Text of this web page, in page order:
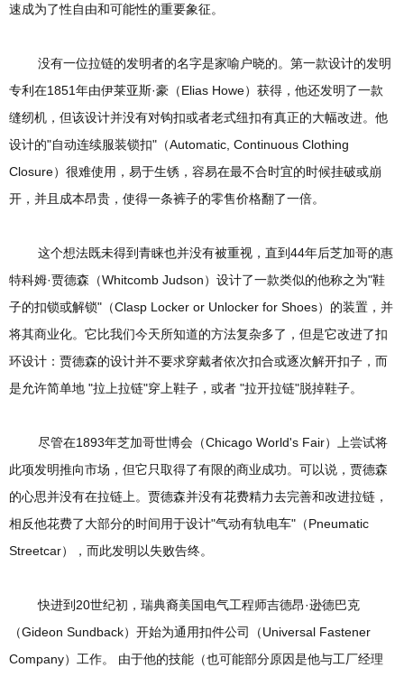
速成为了性自由和可能性的重要象征。
没有一位拉链的发明者的名字是家喻户晓的。第一款设计的发明
专利在1851年由伊莱亚斯·豪（Elias Howe）获得，他还发明了一款
缝纫机，但该设计并没有对钩扣或者老式纽扣有真正的大幅改进。他
设计的"自动连续服装锁扣"（Automatic, Continuous Clothing
Closure）很难使用，易于生锈，容易在最不合时宜的时候挂破或崩
开，并且成本昂贵，使得一条裤子的零售价格翻了一倍。
这个想法既未得到青睐也并没有被重视，直到44年后芝加哥的惠
特科姆·贾德森（Whitcomb Judson）设计了一款类似的他称之为"鞋
子的扣锁或解锁"（Clasp Locker or Unlocker for Shoes）的装置，并
将其商业化。它比我们今天所知道的方法复杂多了，但是它改进了扣
环设计：贾德森的设计并不要求穿戴者依次扣合或逐次解开扣子，而
是允许简单地 "拉上拉链"穿上鞋子，或者 "拉开拉链"脱掉鞋子。
尽管在1893年芝加哥世博会（Chicago World's Fair）上尝试将
此项发明推向市场，但它只取得了有限的商业成功。可以说，贾德森
的心思并没有在拉链上。贾德森并没有花费精力去完善和改进拉链，
相反他花费了大部分的时间用于设计"气动有轨电车"（Pneumatic
Streetcar），而此发明以失败告终。
快进到20世纪初，瑞典裔美国电气工程师吉德昂·逊德巴克
（Gideon Sundback）开始为通用扣件公司（Universal Fastener
Company）工作。 由于他的技能（也可能部分原因是他与工厂经理